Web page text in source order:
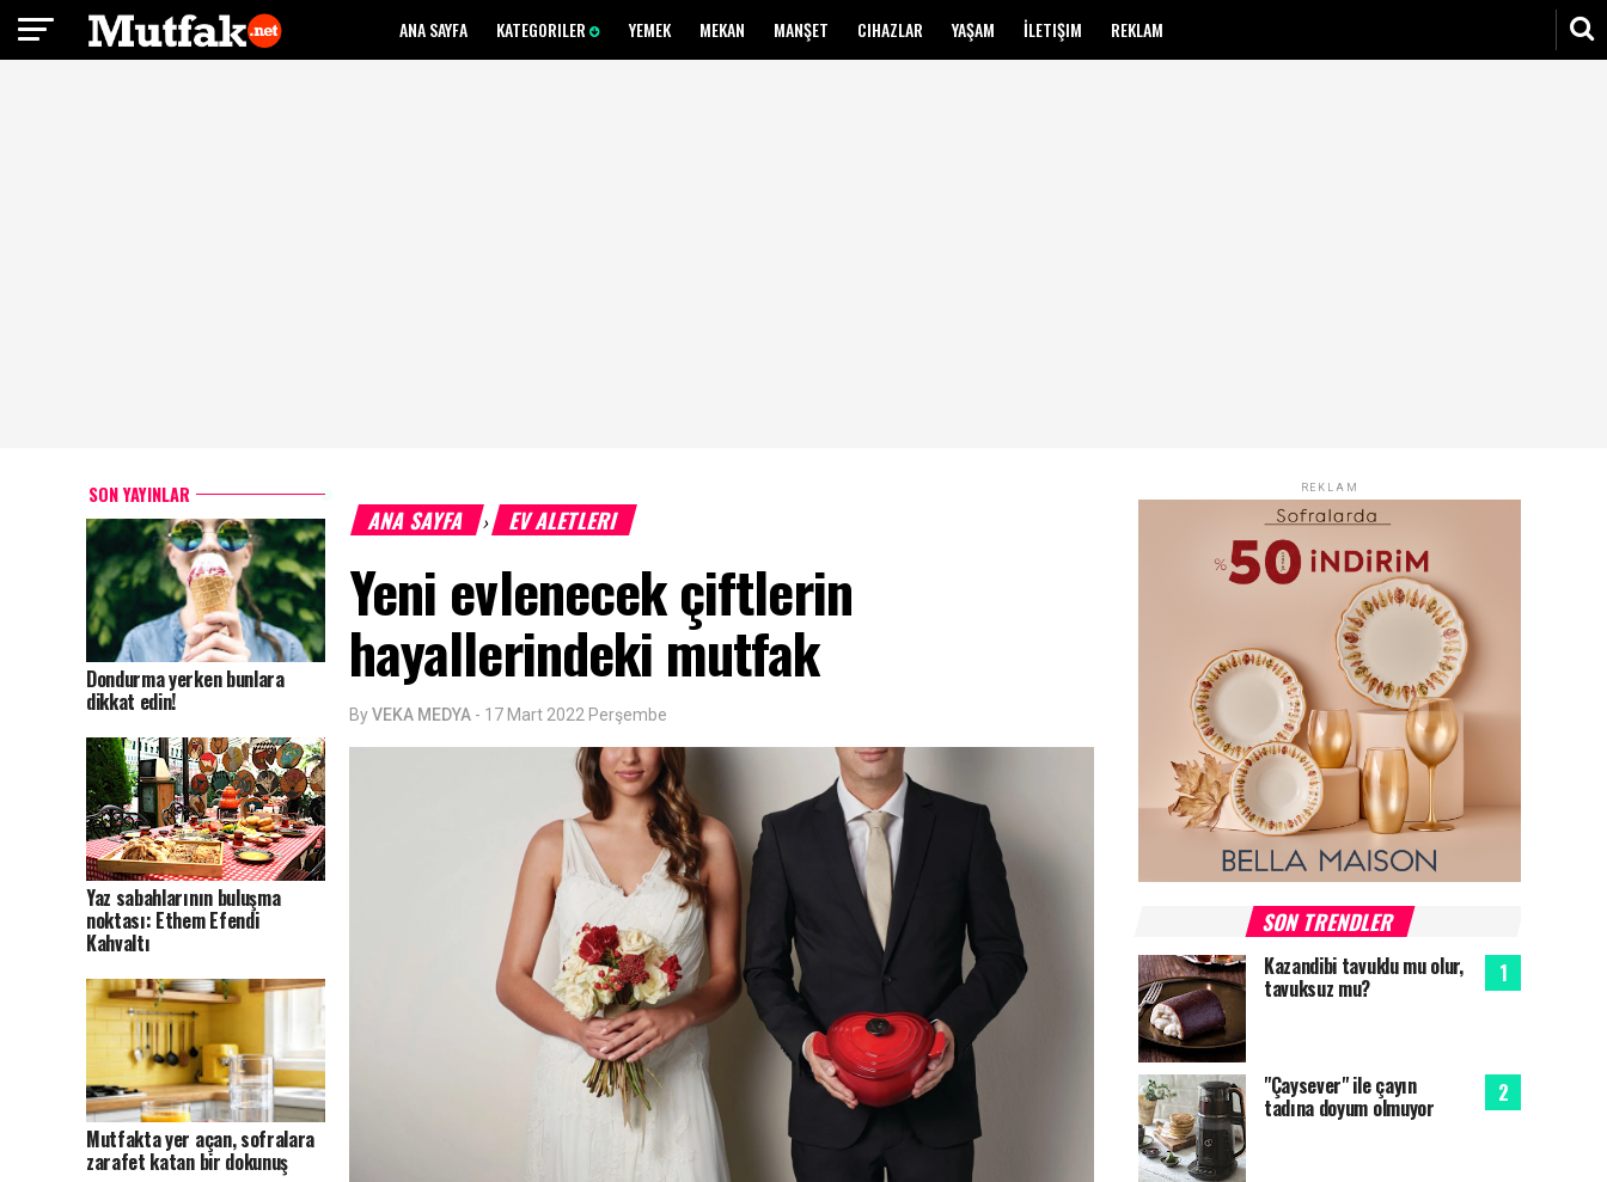
ANA SAYFA KATEGORILER YEMEK MEKAN MANŞET CIHAZLAR YAŞAM İLETIŞIM REKLAM
SON YAYINLAR
Dondurma yerken bunlara
dikkat edin!
Yaz sabahlarının buluşma
noktası: Ethem Efendi
Kahvaltı
Mutfakta yer açan, sofralara
zarafet katan bir dokunuş
ANA SAYFA › EV ALETLERI
Yeni evlenecek çiftlerin
hayallerindeki mutfak
ByVEKA MEDYA - 17 Mart 2022 Perşembe
REKLAM
SON TRENDLER
Kazandibi tavuklu mu olur,
tavuksuz mu?
"Çaysever" ile çayın
tadına doyum olmuyor